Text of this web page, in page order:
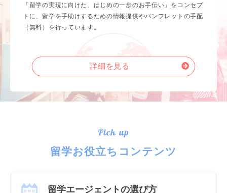
「留学の実現に向けた、はじめの一歩のお手伝い」をコンセプ
トに、留学を手助けするための情報提供やパンフレットの手配
（無料）を行っています。
詳細を見る
Pick up
留学お役立ちコンテンツ
留学エージェントの選び方